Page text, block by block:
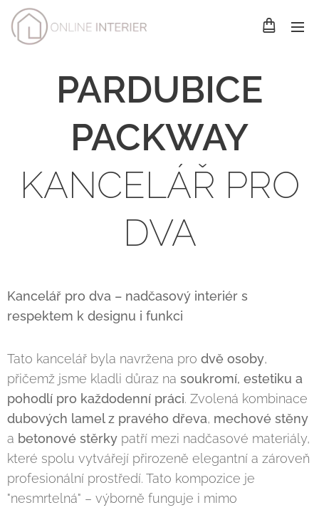
PARDUBICE
PACKWAY
KANCELÁŘ PRO
DVA
Kancelář pro dva – nadčasový interiér s
respektem k designu i funkci
Tato kancelář byla navržena pro dvě osoby,
přičemž jsme kladli důraz na soukromí, estetiku a
pohodlí pro každodenní práci. Zvolená kombinace
dubových lamel z pravého dřeva, mechové stěny
a betonové stěrky patří mezi nadčasové materiály,
které spolu vytvářejí přirozeně elegantní a zároveň
profesionální prostředí. Tato kompozice je
"nesmrtelná" – výborně funguje i mimo